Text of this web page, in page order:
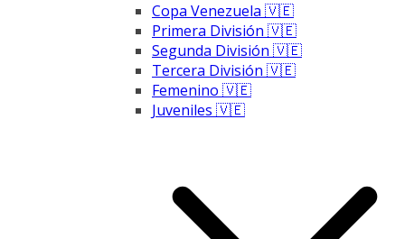
Copa Venezuela 🇻🇪
Primera División 🇻🇪
Segunda División 🇻🇪
Tercera División 🇻🇪
Femenino 🇻🇪
Juveniles 🇻🇪